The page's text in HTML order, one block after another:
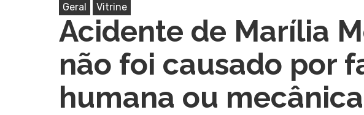
Geral Vitrine
Acidente de Marília
não foi causado por
humana ou mecânica